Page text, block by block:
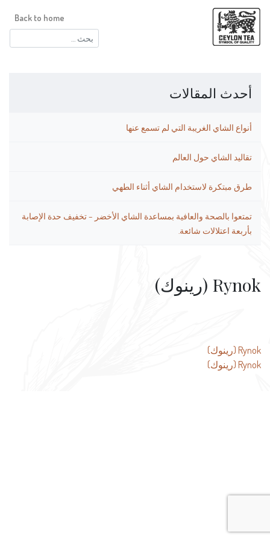
البحث
عن:
Back to home
أحدث المقالات
أنواع الشاي الغريبة التي لم تسمع عنها
تقاليد الشاي حول العالم
طرق مبتكرة لاستخدام الشاي أثناء الطهي
تمتعوا بالصحة والعافية بمساعدة الشاي الأخضر – تخفيف حدة الإصابة
بأربعة اعتلالات شائعة.
Rynok (رينوك)
تصفّح
المقالات
Rynok (رينوك)
Rynok (رينوك)